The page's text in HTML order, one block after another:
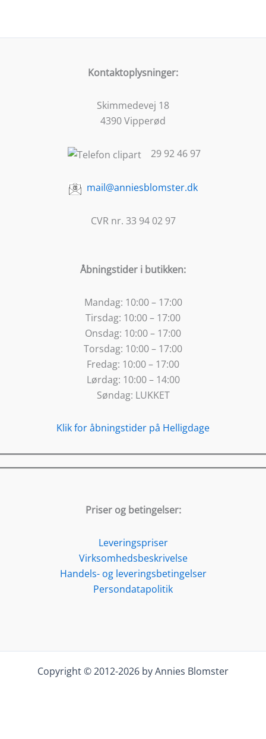
Kontaktoplysninger:
Skimmedevej 18
4390 Vipperød
29 92 46 97
mail@anniesblomster.dk
CVR nr. 33 94 02 97
Åbningstider i butikken:
Mandag: 10:00 – 17:00
Tirsdag: 10:00 – 17:00
Onsdag: 10:00 – 17:00
Torsdag: 10:00 – 17:00
Fredag: 10:00 – 17:00
Lørdag: 10:00 – 14:00
Søndag: LUKKET
Klik for åbningstider på Helligdage
Priser og betingelser:
Leveringspriser
Virksomhedsbeskrivelse
Handels- og leveringsbetingelser
Persondatapolitik
Copyright © 2012-2026 by Annies Blomster